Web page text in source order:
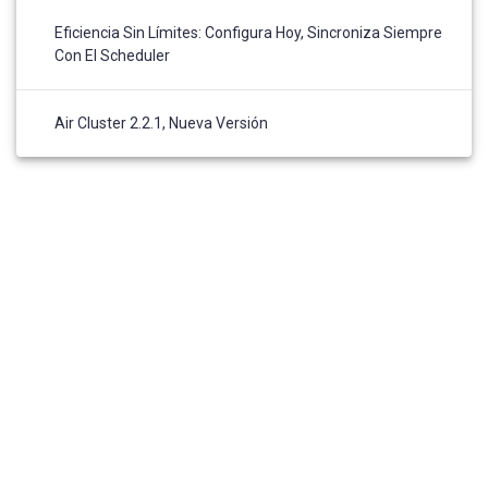
Eficiencia Sin Límites: Configura Hoy, Sincroniza Siempre
Con El Scheduler
Air Cluster 2.2.1, Nueva Versión